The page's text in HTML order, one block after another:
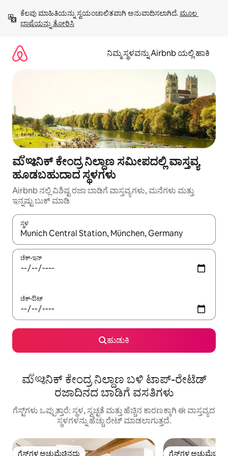
ಹೋಗಿ
ಕೆಲವು ಮಾಹಿತಿಯನ್ನು ಸ್ವಯಂಚಾಲಿತವಾಗಿ ಅನುವಾದಿಸಲಾಗಿದೆ. ಮೂಲ
ಭಾಷೆಯನ್ನು ತೋರಿಸಿ
ನಿಮ್ಮ ಸ್ಥಳವನ್ನು Airbnb ಯಲ್ಲಿ ಹಾಕಿ
ಮ്യൂನಿಕ್ ಕೇಂದ್ರ ನಿಲ್ದಾಣ ಸಮೀಪದಲ್ಲಿ ವಾಸ್ತವ್ಯ
ಹೂಡಬಹುದಾದ ಸ್ಥಳಗಳು
Airbnb ನಲ್ಲಿ ವಿಶಿಷ್ಟ ರಜಾ ಬಾಡಿಗೆ ವಾಸ್ತವ್ಯಗಳು, ಮನೆಗಳು ಮತ್ತು
ಇನ್ನಷ್ಟು ಬುಕ್ ಮಾಡಿ
ಸ್ಥಳ
ಫಲಿತಾಂಶಗಳು ಲಭ್ಯವಿರುವಾಗ, ಅಪ್ ಮತ್ತು ಡೌನ್ ಬಾಣದ ಕೀಲಿಗಳೊಂದಿಗೆ
ಚೆಕ್-ಇನ್
ಚೆಕ್-ಔಟ್
ಹುಡುಕಿ
ಮ്യൂನಿಕ್ ಕೇಂದ್ರ ನಿಲ್ದಾಣ ಬಳಿ ಟಾಪ್-ರೇಟೆಡ್
ರಜಾದಿನದ ಬಾಡಿಗೆ ವಸತಿಗಳು
ಗೆಸ್ಟ್‌ಗಳು ಒಪ್ಪುತ್ತಾರೆ: ಸ್ಥಳ, ಸ್ವಚ್ಛತೆ ಮತ್ತು ಹೆಚ್ಚಿನ ಕಾರಣಕ್ಕಾಗಿ ಈ ವಾಸ್ತವ್ಯದ
ಸ್ಥಳಗಳನ್ನು ಹೆಚ್ಚು ರೇಟ್ ಮಾಡಲಾಗುತ್ತದೆ.
ಗೆಸ್ಟ್‌ಗಳ ಅಚ್ಚುಮೆಚ್ಚಿನದು ಗೆಸ್ಟ್‌ಗಳ